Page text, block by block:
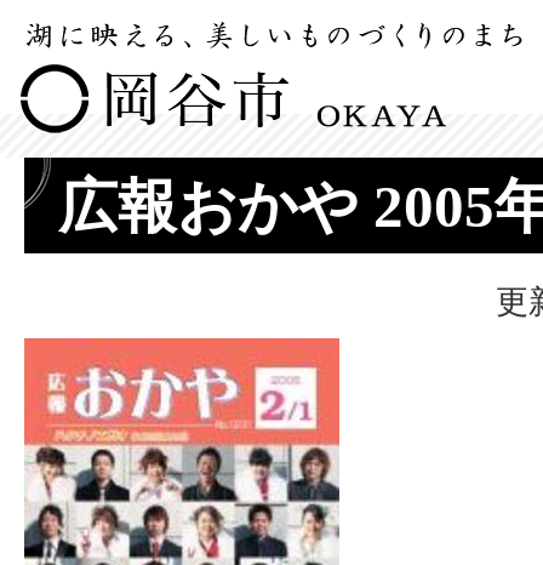
広報おかや 2005
更